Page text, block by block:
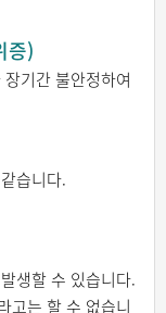
증)
기간 불안정하여
습니다.
생할 수 있습니다.
고는 할 수 없습니